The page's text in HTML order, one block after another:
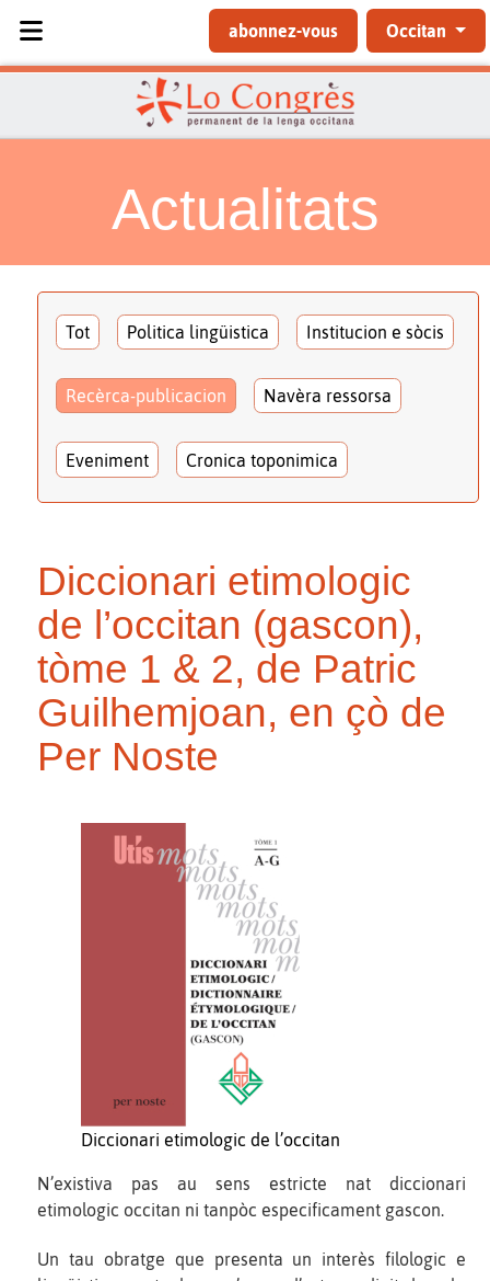
abonnez-vous Occitan
Actualitats
Tot Politica lingüistica Institucion e sòcis
Recèrca-publicacion Navèra ressorsa
Eveniment Cronica toponimica
Diccionari etimologic
de l’occitan (gascon),
tòme 1 & 2, de Patric
Guilhemjoan, en çò de
Per Noste
Diccionari etimologic de l’occitan
N’existiva pas au sens estricte nat diccionari
etimologic occitan ni tanpòc especificament gascon.
Un tau obratge que presenta un interès filologic e